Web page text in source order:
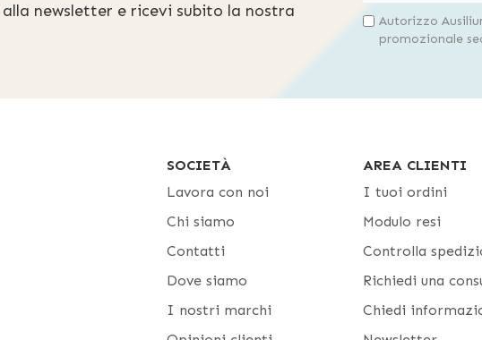
newsletter e ricevi subito la nostra
Autorizzo
promozionale
SOCIETÀ
Lavora con noi
Chi siamo
Contatti
Dove siamo
I nostri marchi
AREA CLIENTI
I tuoi ordini
Modulo resi
Controlla
Richiedi una
Chiedi